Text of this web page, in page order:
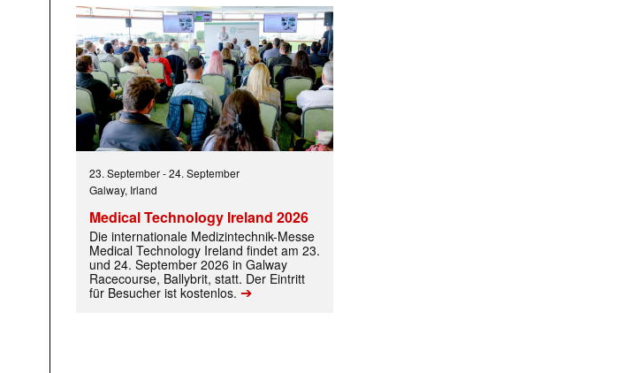
jede Woche aktuell informiert.
23. September-24. September
Galway, Irland
Medical Technology Ireland 2026
Die internationale Medizintechnik-Messe
Medical Technology Ireland findet am 23.
und 24. September 2026 in Galway
Racecourse, Ballybrit, statt. Der Eintritt
für Besucher ist kostenlos. ➔